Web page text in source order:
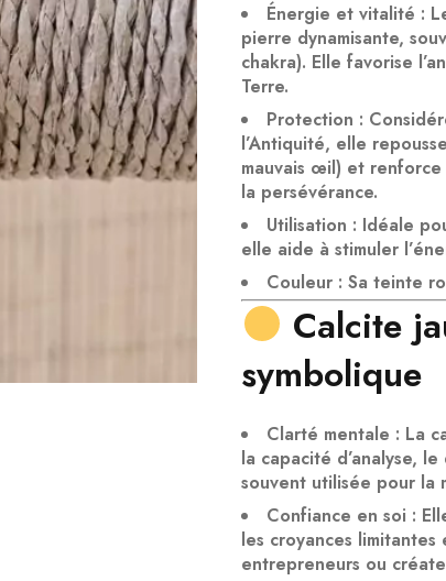
Énergie et vitalité :
pierre dynamisante,
chakra). Elle favorise l’
Terre.
Protection :
l’Antiquité, elle
mauvais œil) et renforce
la persévérance.
Utilisation : Idéale
elle aide àstimuler
Couleur : Sa teinte
Calcite
symbolique
Clarté mentale : La
la capacité d’analyse, le
souvent utilisée pour la
Confiance en soi :
les croyances limitantes
entrepreneurs ou